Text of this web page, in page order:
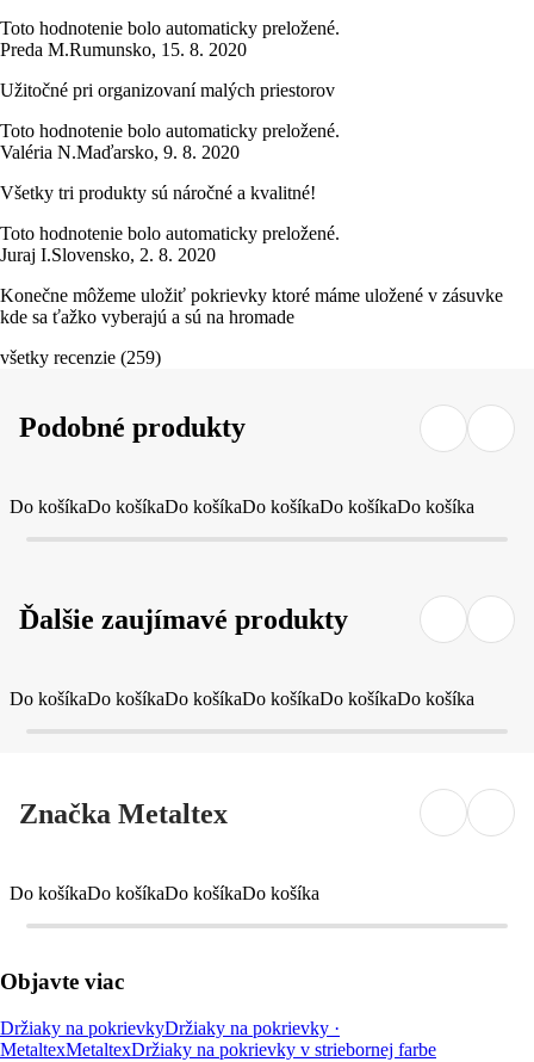
Toto hodnotenie bolo automaticky preložené.
Preda M.Rumunsko, 15. 8. 2020
Užitočné pri organizovaní malých priestorov
Toto hodnotenie bolo automaticky preložené.
Valéria N.Maďarsko, 9. 8. 2020
Všetky tri produkty sú náročné a kvalitné!
Toto hodnotenie bolo automaticky preložené.
Juraj I.Slovensko, 2. 8. 2020
Konečne môžeme uložiť pokrievky ktoré máme uložené v zásuvke
kde sa ťažko vyberajú a sú na hromade
všetky recenzie (259)
Podobné produkty
Do košíkaDo košíkaDo košíkaDo košíkaDo košíkaDo košíka
Ďalšie zaujímavé produkty
Do košíkaDo košíkaDo košíkaDo košíkaDo košíkaDo košíka
Značka Metaltex
Do košíkaDo košíkaDo košíkaDo košíka
Objavte viac
Držiaky na pokrievkyDržiaky na pokrievky ·
MetaltexMetaltexDržiaky na pokrievky v striebornej farbe